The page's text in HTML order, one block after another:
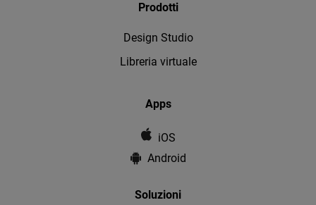
Prodotti
Design Studio
Libreria virtuale
Apps
iOS
Android
Soluzioni